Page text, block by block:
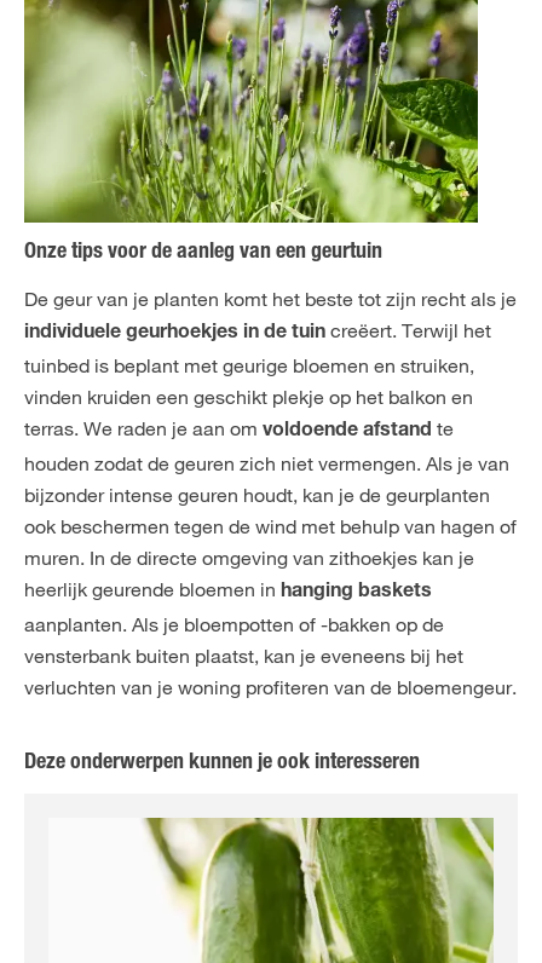
Onze tips voor de aanleg van een geurtuin
De geur van je planten komt het beste tot zijn recht als je
individuele geurhoekjes in de tuin creëert. Terwijl het
tuinbed is beplant met geurige bloemen en struiken,
vinden kruiden een geschikt plekje op het balkon en
terras. We raden je aan om voldoende afstand te
houden zodat de geuren zich niet vermengen. Als je van
bijzonder intense geuren houdt, kan je de geurplanten
ook beschermen tegen de wind met behulp van hagen of
muren. In de directe omgeving van zithoekjes kan je
heerlijk geurende bloemen in hanging baskets
aanplanten. Als je bloempotten of -bakken op de
vensterbank buiten plaatst, kan je eveneens bij het
verluchten van je woning profiteren van de bloemengeur.
Deze onderwerpen kunnen je ook interesseren